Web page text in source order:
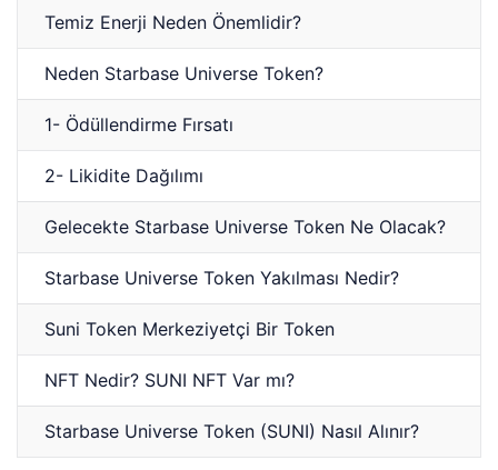
Temiz Enerji Neden Önemlidir?
Neden Starbase Universe Token?
1- Ödüllendirme Fırsatı
2- Likidite Dağılımı
Gelecekte Starbase Universe Token Ne Olacak?
Starbase Universe Token Yakılması Nedir?
Suni Token Merkeziyetçi Bir Token
NFT Nedir? SUNI NFT Var mı?
Starbase Universe Token (SUNI) Nasıl Alınır?